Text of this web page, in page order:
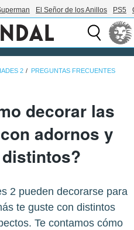
El Señor de los Anillos PS5
2 PREGUNTAS FRECUENTES
decorar las
adornos y
2 pueden decorarse para
te guste con distintos
Te contamos cómo